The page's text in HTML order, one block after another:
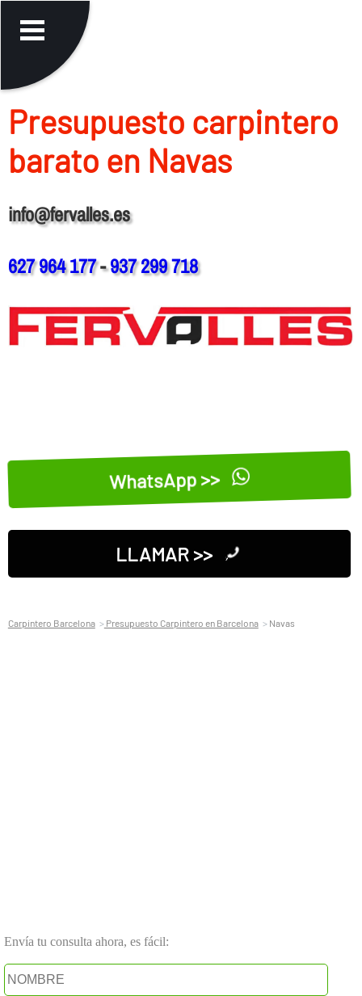
Presupuesto carpintero
barato en Navas
info@fervalles.es
627 964 177-937 299 718
WhatsApp >>
LLAMAR >>
Carpintero Barcelona Presupuesto Carpintero en Barcelona Navas
Envía tu consulta ahora, es fácil: